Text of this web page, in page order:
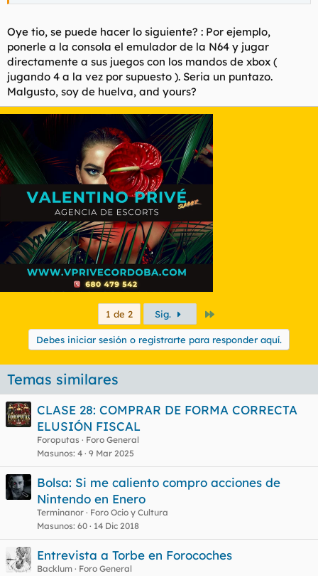
generacion la ire usando menos para sus juegos, me hace
grupo de trabajo y con el HDD de 200 GBs lleno de juegos,
emuladores de todo y programillas no me desharia de ella
ni de coña.
Saludos cordiales.
Exacto. La pillé hace un mes de segunda mano chipeada y ya
le he metido un disco duro de 160 gb. También la tengo
conectada al PC y tengo acceso a todos mis gb de música,
divx, etc.
De emuladores tengo todos los que hay con los sets completos
de roms, una GOZADA.
Ah, y aparte de todo eso, los juegos de xbox, que no es poco.
Oye tio, se puede hacer lo siguiente? : Por ejemplo,
ponerle a la consola el emulador de la N64 y jugar
directamente a sus juegos con los mandos de xbox (
jugando 4 a la vez por supuesto ). Seria un puntazo.
Malgusto, soy de huelva, and yours?
1 de 2 Sig.
Debes iniciar sesión o registrarte para responder aquí.
Temas similares
CLASE 28: COMPRAR DE FORMA CORRECTA
ELUSIÓN FISCAL
Foroputas
Foro General
Masunos 4 9 Mar 2025
Bolsa: Si me caliento compro acciones de
Nintendo en Enero
Terminanor
Foro Ocio y Cultura
Masunos 60 14 Dic 2018
Entrevista a Torbe en Forocoches
Backlum
Foro General